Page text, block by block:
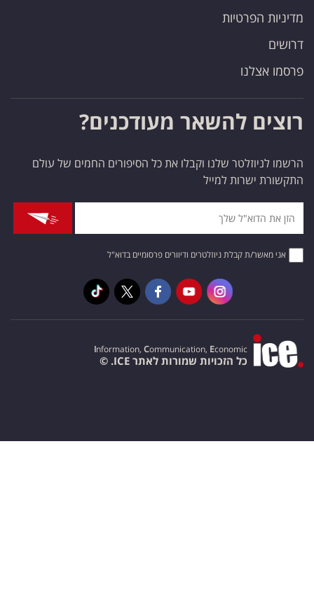
מדיניות הפרטיות
דרושים
פרסמו אצלנו
רוצים להשאר מעודכנים?
הרשמו לניוזלטר שלנו וקבלו את כל הסיפורים החמים של עולם
התקשורת ישרות למייל
אני מאשר/ת קבלת ניוזלטרים ודיוורים פרסומיים בדוא"ל
Information, Communication, Economic
כל הזכויות שמורות לאתר ICE. ©